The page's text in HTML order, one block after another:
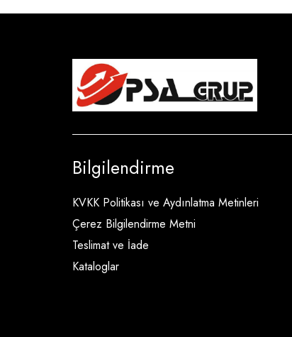
Bilgilendirme
KVKK Politikası ve Aydınlatma Metinleri
Çerez Bilgilendirme Metni
Teslimat ve İade
Kataloglar